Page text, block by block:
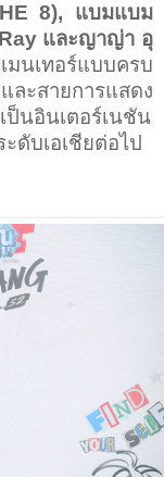
8), แบมแบม
และญาญ่า อุ
มนเทอร์แบบครบ
ละสายการแสดง
ป็นอินเตอร์เนชัน
ดับเอเชียต่อไป